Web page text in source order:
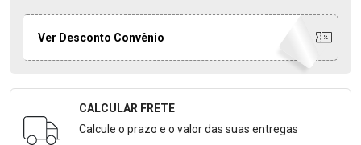
Ver Desconto Convênio
Formulário para Calcular o Frete
CALCULAR FRETE
Calcule o prazo e o valor das suas entregas